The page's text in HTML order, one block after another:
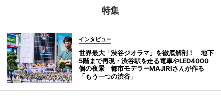
特集
インタビュー
世界最大「渋谷ジオラマ」を徹底解剖！ 地下
5階まで再現・渋谷駅を走る電車やLED4000
個の夜景 都市モデラーMAJIRIさんが作る
「もう一つの渋谷」